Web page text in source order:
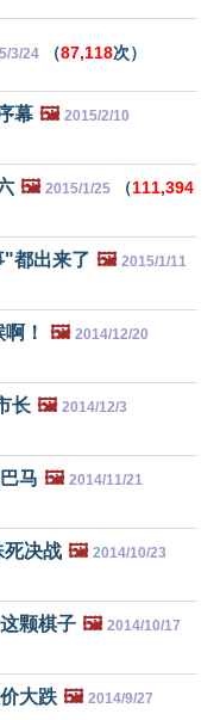
3/24 （87,118次）
幕 🖼️ 2015/2/10
🖼️ 2015/1/25 （111,394
"都出来了 🖼️ 2015/1/11
！ 🖼️ 2014/12/20
长 🖼️ 2014/12/3
马 🖼️ 2014/11/21
死决战 🖼️ 2014/10/23
颗棋子 🖼️ 2014/10/17
大跌 🖼️ 2014/9/27